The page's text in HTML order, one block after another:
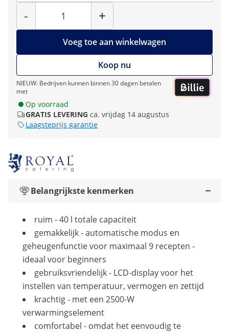
-
Hoeveelheid
+
Voeg toe aan winkelwagen
Koop nu
NIEUW: Bedrijven kunnen binnen 30 dagen betalen
met
Op voorraad
GRATIS LEVERING ca. vrijdag 14 augustus
Laagsteprijs garantie
Belangrijkste kenmerken
ruim - 40 l totale capaciteit
gemakkelijk - automatische modus en
geheugenfunctie voor maximaal 9 recepten -
ideaal voor beginners
gebruiksvriendelijk - LCD-display voor het
instellen van temperatuur, vermogen en zettijd
krachtig - met een 2500-W
verwarmingselement
comfortabel - omdat het eenvoudig te